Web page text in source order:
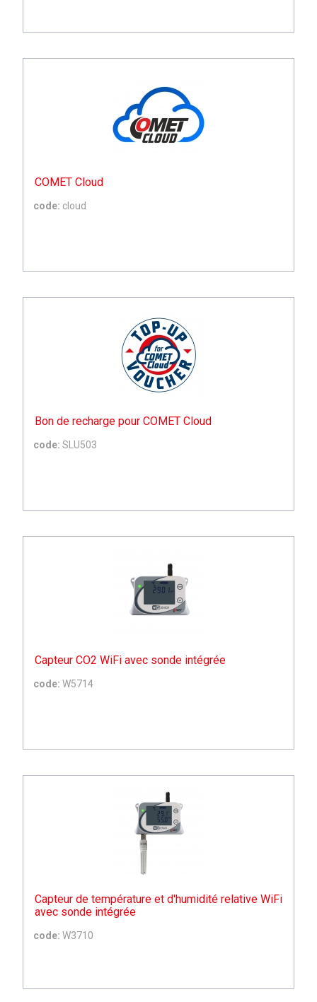
COMET Cloud
code: cloud
Bon de recharge pour COMET Cloud
code: SLU503
Capteur CO2 WiFi avec sonde intégrée
code: W5714
Capteur de température et d'humidité relative WiFi
avec sonde intégrée
code: W3710